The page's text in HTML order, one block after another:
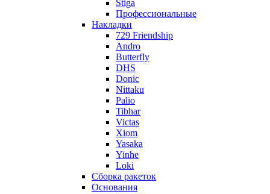
Stiga
Профессиональные
Накладки
729 Friendship
Andro
Butterfly
DHS
Donic
Nittaku
Palio
Tibhar
Victas
Xiom
Yasaka
Yinhe
Loki
Сборка ракеток
Основания